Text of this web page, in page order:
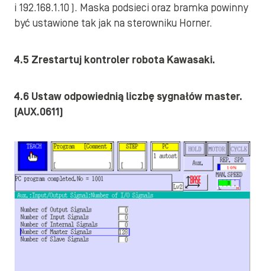
i 192.168.1.10 ). Maska podsieci oraz bramka powinny
być ustawione tak jak na sterowniku Horner.
4.5 Zrestartuj kontroler robota Kawasaki.
4.6 Ustaw odpowiednią liczbę sygnałów master.
(AUX.0611)